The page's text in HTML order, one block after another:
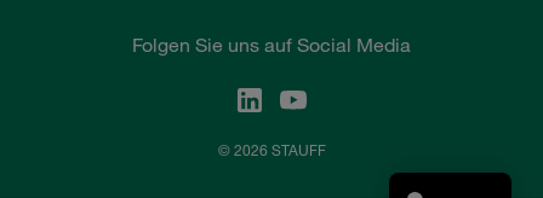
Folgen Sie uns auf Social Media
© 2026 STAUFF